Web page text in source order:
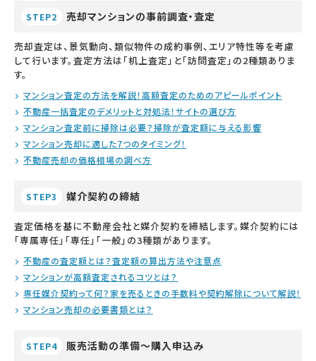
STEP2 売却マンションの事前調査・査定
売却査定は、景気動向、類似物件の成約事例、エリア特性等を考慮
して行います。査定方法は「机上査定」と「訪問査定」の2種類ありま
す。
マンション査定の方法を解説！高額査定のためのアピールポイント
不動産一括査定のデメリットと対処法！サイトの選び方
マンション査定前に掃除は必要？掃除が査定額に与える影響
マンション売却に適した7つのタイミング！
不動産売却の価格相場の調べ方
STEP3 媒介契約の締結
査定価格を基に不動産会社と媒介契約を締結します。媒介契約には
「専属専任」「専任」「一般」の3種類があります。
不動産の査定額とは？査定額の算出方法や注意点
マンションが高額査定されるコツとは？
専任媒介契約って何？家を売るときの手数料や契約解除について解説！
マンション売却の必要書類とは？
STEP4 販売活動の準備～購入申込み